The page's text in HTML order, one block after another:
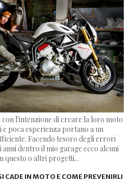
con l'intenzione di creare la loro moto
poca esperienza portano a un
Facendo tesoro degli errori
anni dentro il mio garage ecco alcuni
questo o altri progetti...
CADE IN MOTO E COME PREVENIRLI